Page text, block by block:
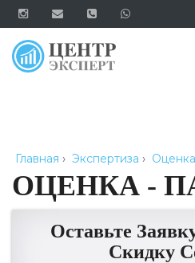
Главная › Экспертиза ›
ОЦЕНКА -
Оставьте
Скидку